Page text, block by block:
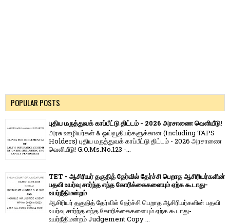
POPULAR POSTS
புதிய மருத்துவக் காப்பீட்டு திட்டம் - 2026 அரசாணை வெளியீடு!
அரசு ஊழியர்கள் & ஓய்வூதியர்களுக்கான (Including TAPS
Holders) புதிய மருத்துவக் காப்பீட்டு திட்டம் - 2026 அரசாணை
வெளியீடு! G.O.Ms.No.123 -...
TET - ஆசிரியர் தகுதித் தேர்வில் தேர்ச்சி பெறாத ஆசிரியர்களின்
பதவி உயர்வு சார்ந்த எந்த கோரிக்கைகளையும் ஏற்க கூடாது-
உயர்நீதிமன்றம்
ஆசிரியர் தகுதித் தேர்வில் தேர்ச்சி பெறாத ஆசிரியர்களின் பதவி
உயர்வு சார்ந்த எந்த கோரிக்கைகளையும் ஏற்க கூடாது-
உயர்நீதிமன்றம் Judgement Copy ...